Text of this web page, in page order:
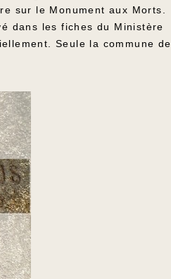
sur le Monument aux Morts.
dans les fiches du Ministère
Seule la commune de